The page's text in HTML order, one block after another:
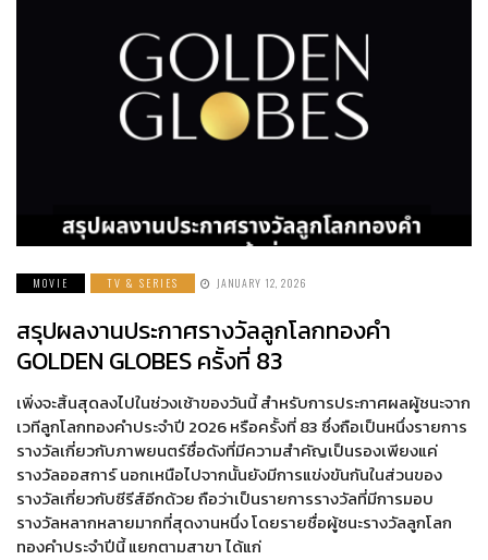
MOVIE TV & SERIES JANUARY 12, 2026
สรุปผลงานประกาศรางวัลลูกโลกทองคำ
GOLDEN GLOBES ครั้งที่ 83
เพิ่งจะสิ้นสุดลงไปในช่วงเช้าของวันนี้ สำหรับการประกาศผลผู้ชนะจาก
เวทีลูกโลกทองคำประจำปี 2026 หรือครั้งที่ 83 ซึ่งถือเป็นหนึ่งรายการ
รางวัลเกี่ยวกับภาพยนตร์ชื่อดังที่มีความสำคัญเป็นรองเพียงแค่
รางวัลออสการ์ นอกเหนือไปจากนั้นยังมีการแข่งขันกันในส่วนของ
รางวัลเกี่ยวกับซีรีส์อีกด้วย ถือว่าเป็นรายการรางวัลที่มีการมอบ
รางวัลหลากหลายมากที่สุดงานหนึ่ง โดยรายชื่อผู้ชนะรางวัลลูกโลก
ทองคำประจำปีนี้ แยกตามสาขา ได้แก่